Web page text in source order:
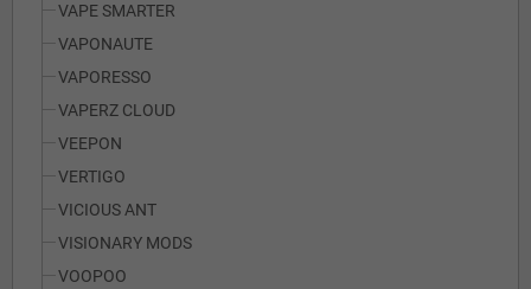
VAPE SMARTER
VAPONAUTE
VAPORESSO
VAPERZ CLOUD
VEEPON
VERTIGO
VICIOUS ANT
VISIONARY MODS
VOOPOO